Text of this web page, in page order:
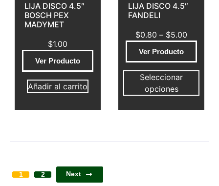
LIJA DISCO 4.5″
BOSCH PEX
MADYMET
$1.00
Ver Producto
Añadir al carrito
LIJA DISCO 4.5″
FANDELI
$0.80 – $5.00
Ver Producto
Seleccionar
opciones
1 2 Next